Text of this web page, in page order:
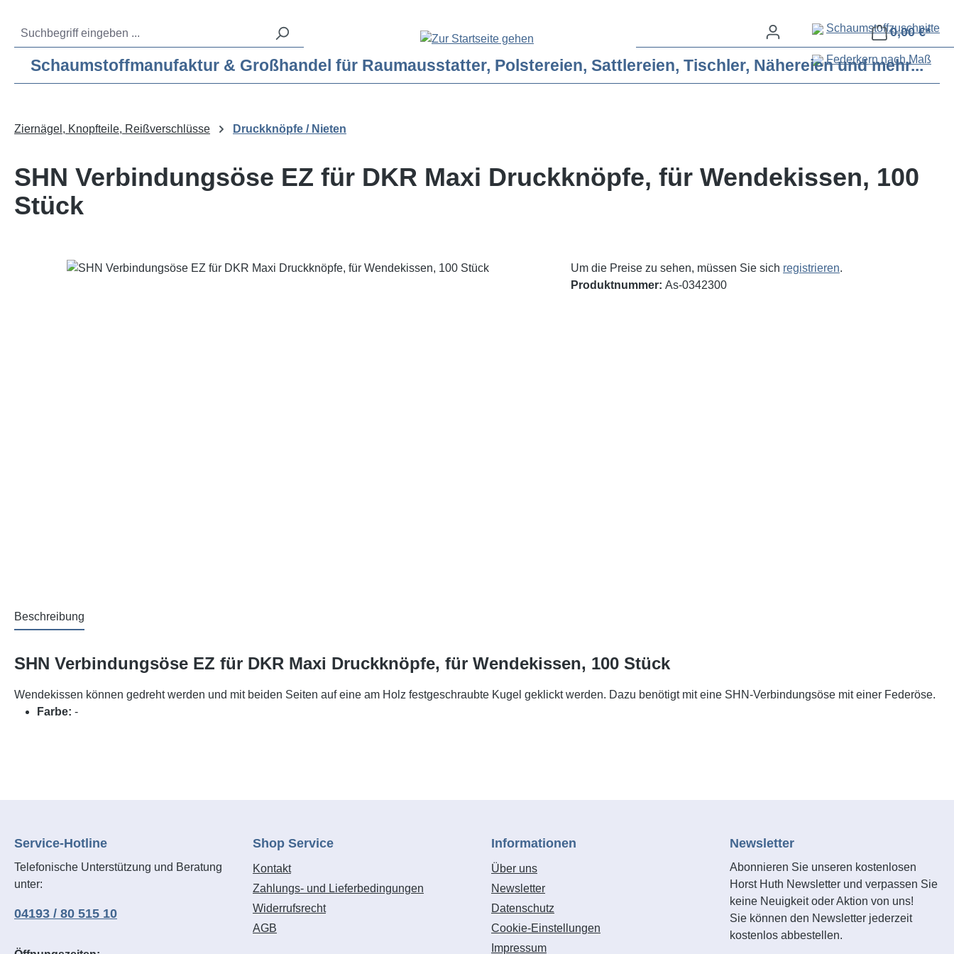
Service-Hotline: 04193 – 80 515 10 Schaumstoffzuschnitte
Federkern nach Maß
0,00 €*
Schaumstoffmanufaktur & Großhandel für Raumausstatter, Polstereien, Sattlereien, Tischler, Nähereien und mehr...
Ziernägel, Knopfteile, Reißverschlüsse Druckknöpfe / Nieten
SHN Verbindungsöse EZ für DKR Maxi Druckknöpfe, für Wendekissen, 100
Stück
Bildergalerie überspringen Um die Preise zu sehen, müssen Sie sich registrieren.
Produktnummer: As-0342300
Beschreibung
SHN Verbindungsöse EZ für DKR Maxi Druckknöpfe, für Wendekissen, 100 Stück
Wendekissen können gedreht werden und mit beiden Seiten auf eine am Holz festgeschraubte Kugel geklickt werden. Dazu benötigt mit eine SHN-Verbindungsöse mit einer Federöse.
Farbe: -
Service-Hotline
Telefonische Unterstützung und Beratung
unter:
04193 / 80 515 10
Shop Service
Kontakt
Zahlungs- und Lieferbedingungen
Widerrufsrecht
AGB
Informationen
Über uns
Newsletter
Datenschutz
Cookie-Einstellungen
Impressum
Newsletter
Abonnieren Sie unseren kostenlosen
Horst Huth Newsletter und verpassen Sie
keine Neuigkeit oder Aktion von uns!
Sie können den Newsletter jederzeit
kostenlos abbestellen.